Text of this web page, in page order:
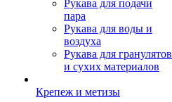
Рукава для подачи
пара
Рукава для воды и
воздуха
Рукава для гранулятов
и сухих материалов
Крепеж и метизы